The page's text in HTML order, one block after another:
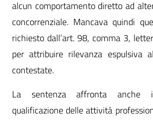
alcun comportamento diretto ad
concorrenziale. Mancava quindi
richiesto dall’art. 98, comma 3,
per attribuire rilevanza espulsiva
contestate.
La sentenza affronta
qualificazione delle attività